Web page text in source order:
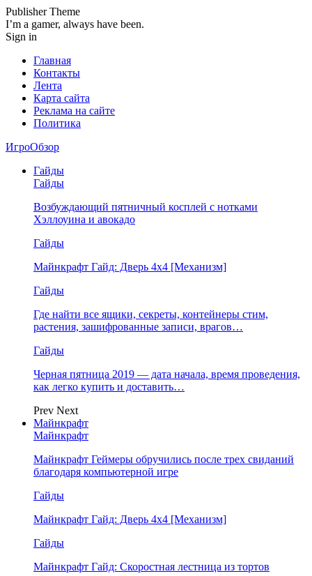
Publisher Theme
I’m a gamer, always have been.
Sign in
Главная
Контакты
Лента
Карта сайта
Реклама на сайте
Политика
ИгроОбзор
Гайды
Гайды
Возбуждающий пятничный косплей с нотками
Хэллоуина и авокадо
Гайды
Майнкрафт Гайд: Дверь 4х4 [Механизм]
Гайды
Где найти все ящики, секреты, контейнеры стим,
растения, зашифрованные записи, врагов…
Гайды
Черная пятница 2019 — дата начала, время проведения,
как легко купить и доставить…
Prev Next
Майнкрафт
Майнкрафт
Майнкрафт Геймеры обручились после трех свиданий
благодаря компьютерной игре
Гайды
Майнкрафт Гайд: Дверь 4х4 [Механизм]
Гайды
Майнкрафт Гайд: Скоростная лестница из тортов